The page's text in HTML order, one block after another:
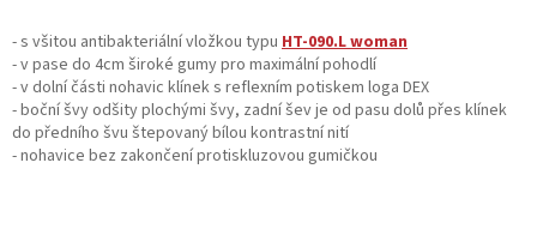
- s všitou antibakteriální vložkou typu HT-090.L woman
- v pase do 4cm široké gumy pro maximální pohodlí
- v dolní části nohavic klínek s reflexním potiskem loga DEX
- boční švy odšity plochými švy, zadní šev je od pasu dolů přes klínek
do předního švu štepovaný bílou kontrastní nití
- nohavice bez zakončení protiskluzovou gumičkou